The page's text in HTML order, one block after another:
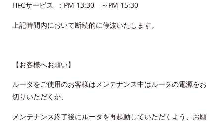
HFCサービス ：PM 13:30 ～PM 15:30
上記時間内において断続的に停波いたします。
【お客様へお願い】
ルータをご使用のお客様はメンテナンス中はルータの電源をお
切りいただくか、
メンテナンス終了後にルータを再起動していただくよう、お願